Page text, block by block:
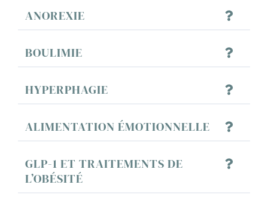
ANOREXIE
BOULIMIE
HYPERPHAGIE
ALIMENTATION ÉMOTIONNELLE
GLP-1 ET TRAITEMENTS DE
L’OBÉSITÉ